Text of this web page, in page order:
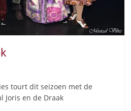
tourt dit seizoen met de
Joris en de Draak